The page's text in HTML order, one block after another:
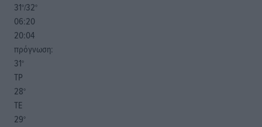
31°/32°
06:20
20:04
πρόγνωση:
31°
ΤΡ
28°
ΤΕ
29°